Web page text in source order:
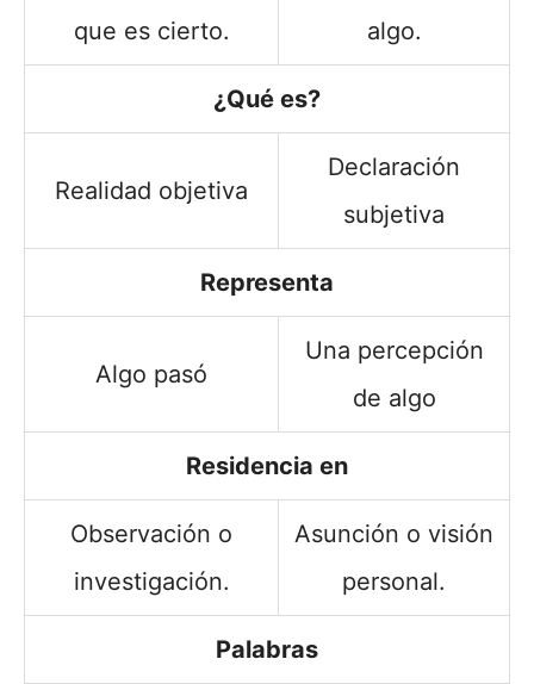
que es cierto.
algo.
¿Qué es?
Realidad objetiva
Declaración
subjetiva
Representa
Algo pasó
Una percepción
de algo
Residencia en
Observación o
investigación.
Asunción o visión
personal.
Palabras